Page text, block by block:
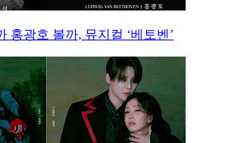
홍광호 볼까, 뮤지컬 ‘베토벤’